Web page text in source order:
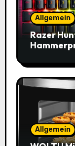
Allgemein
Razer
Allgemein